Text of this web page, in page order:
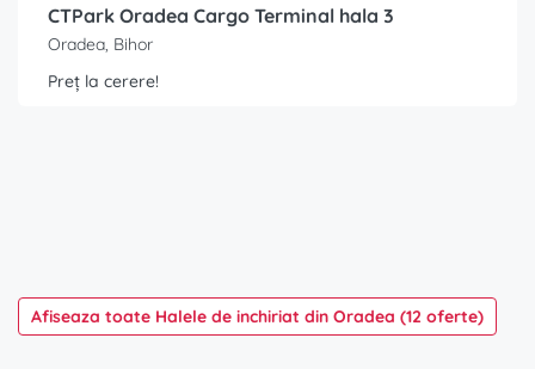
CTPark Oradea Cargo Terminal hala 3
Oradea, Bihor
Preț la cerere!
Afiseaza toate Halele de inchiriat din Oradea (12 oferte)